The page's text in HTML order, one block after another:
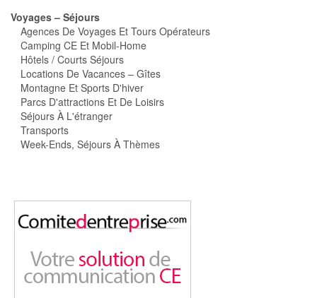
Voyages – Séjours
Agences De Voyages Et Tours Opérateurs
Camping CE Et Mobil-Home
Hôtels / Courts Séjours
Locations De Vacances – Gîtes
Montagne Et Sports D'hiver
Parcs D'attractions Et De Loisirs
Séjours À L'étranger
Transports
Week-Ends, Séjours À Thèmes